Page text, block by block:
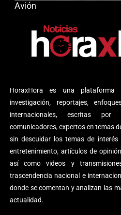
HoraxHora es una
investigación, reportajes,
internacionales, escritas por
comunicadores, expertos en temas
sin descuidar los temas de interés
entretenimiento, artículos de
así como videos y
trascendencia nacional e
donde se comentan y analizan las
actualidad.
Avión